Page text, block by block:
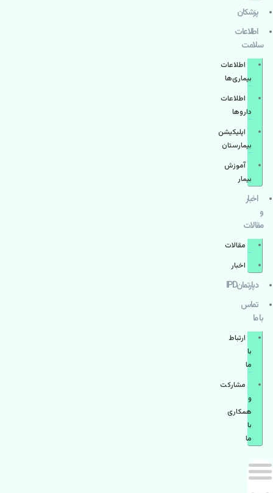
پزشكان
اطلاعات
سلامت
اطلاعات
بیماری‌ها
اطلاعات
دارو‌ها
اپليكيشن
بيمارستان
آموزش
بیمار
اخبار
و
مقالات
مقالات
اخبار
دپارتمانIPD
تماس
با ما
ارتباط
با
ما
مشاركت
و
همكاری
با
ما